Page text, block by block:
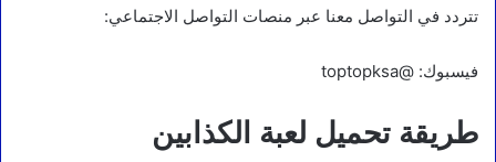
تتردد في التواصل معنا عبر منصات التواصل الاجتماعي:
فيسبوك: @toptopksa
طريقة تحميل لعبة الكذابين